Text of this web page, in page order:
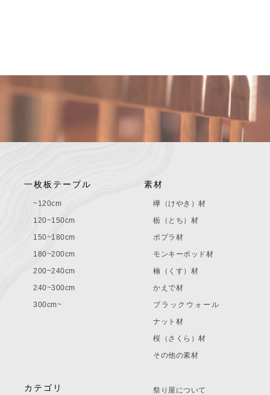
一枚板テーブル
~120cm
120~150cm
150~180cm
180~200cm
200~240cm
240~300cm
300cm~
素材
欅（けやき）材
栃（とち）材
ポプラ材
モンキーポッド材
楠（くす）材
かえで材
ブラックウォール
ナット材
桜（さくら）材
その他の素材
カテゴリ
祭り屋について